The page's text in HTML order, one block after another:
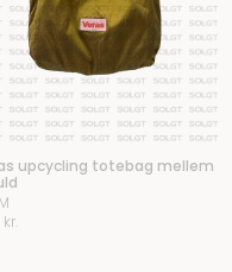
upcycling totebag mellem
kr.